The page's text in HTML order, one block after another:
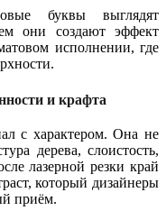
буквы выглядят
они создают эффект
исполнении, где
и крафта
с характером. Она не
дерева, слоистость,
лазерной резки край
который дизайнеры
приём.